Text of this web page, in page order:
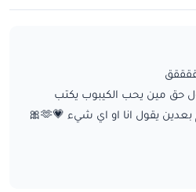
حق مين يحب الكيبوب يكتب
يقول انا او اي شيء 💗🫶🎀